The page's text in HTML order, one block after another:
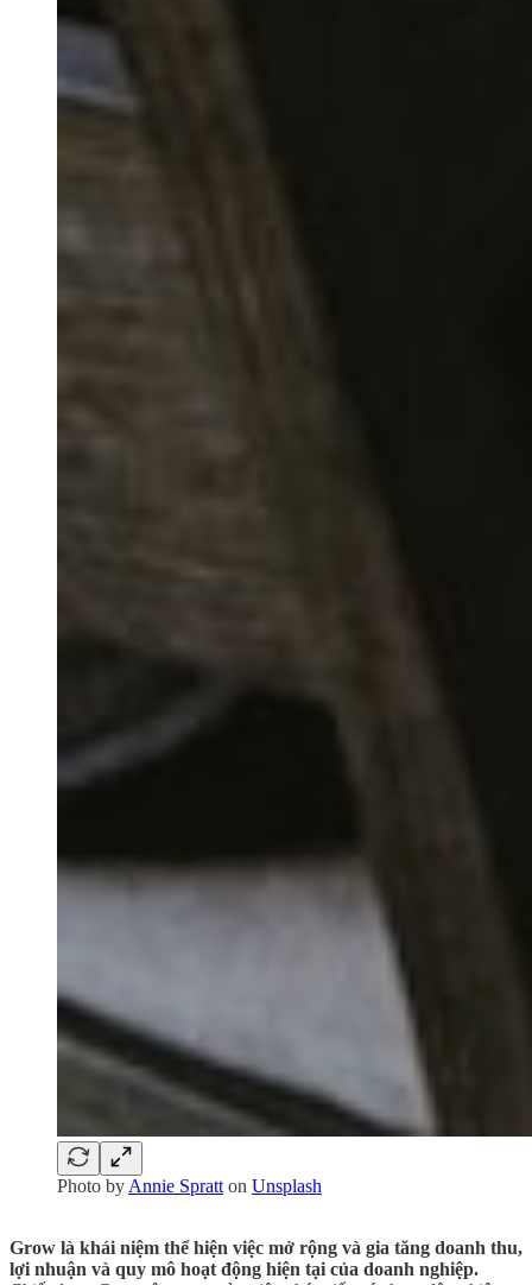
Photo by Annie Spratt on Unsplash
Grow là khái niệm thể hiện việc mở rộng và gia tăng doanh thu,
lợi nhuận và quy mô hoạt động hiện tại của doanh nghiệp.